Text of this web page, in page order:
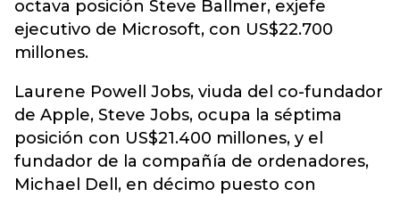
octava posición Steve Ballmer, exjefe
ejecutivo de Microsoft, con US$22.700
millones.
Laurene Powell Jobs, viuda del co-fundador
de Apple, Steve Jobs, ocupa la séptima
posición con US$21.400 millones, y el
fundador de la compañía de ordenadores,
Michael Dell, en décimo puesto con